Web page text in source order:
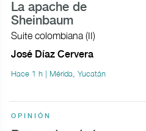
La apache de
Sheinbaum
Suite colombiana (II)
José Díaz Cervera
Hace 1 h | Mérida, Yucatán
OPINIÓN